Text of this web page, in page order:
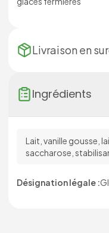
Livraison en
Ingrédients
Lait, vanille gousse,
saccharose,
Désignation légale :